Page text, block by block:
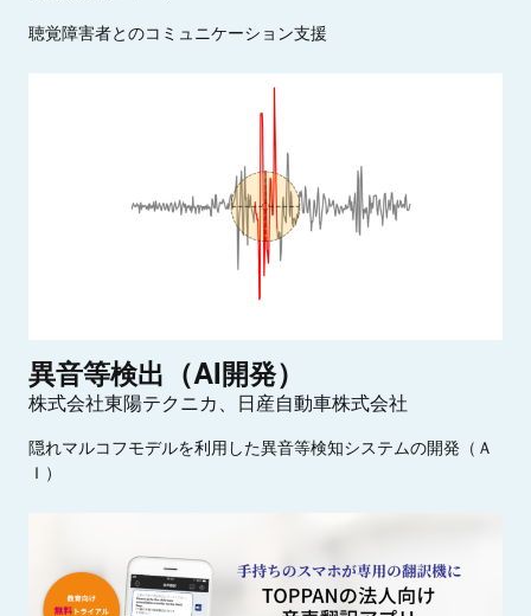
聴覚障害者とのコミュニケーション支援
異音等検出 （AI開発）
株式会社東陽テクニカ、日産自動車株式会社
隠れマルコフモデルを利用した異音等検知システムの開発（Ａ
Ｉ）